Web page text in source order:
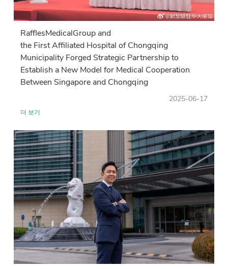
RafflesMedicalGroup and
the First Affiliated Hospital of Chongqing
Municipality Forged Strategic Partnership to
Establish a New Model for Medical Cooperation
Between Singapore and Chongqing
2025-06-17
더 보기